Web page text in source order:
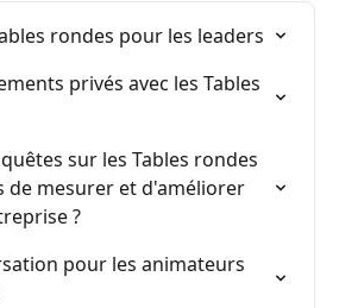
rondes pour les leaders
privés avec les Tables
sur les Tables rondes
de mesurer et d'améliorer
?
pour les animateurs